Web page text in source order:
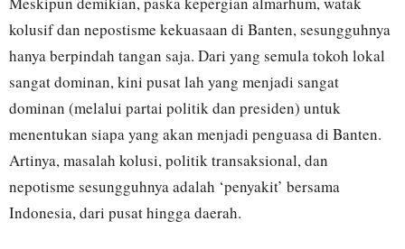
kolusif dan nepostisme kekuasaan di Banten, sesungguhnya
hanya berpindah tangan saja. Dari yang semula tokoh lokal
sangat dominan, kini pusat lah yang menjadi sangat
dominan (melalui partai politik dan presiden) untuk
menentukan siapa yang akan menjadi penguasa di Banten.
Artinya, masalah kolusi, politik transaksional, dan
nepotisme sesungguhnya adalah ‘penyakit’ bersama
Indonesia, dari pusat hingga daerah.